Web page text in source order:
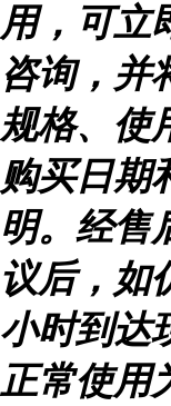
用，可立
咨询，并
规格、使
购买日期
明。经售
议后，如
小时到达
正常使用